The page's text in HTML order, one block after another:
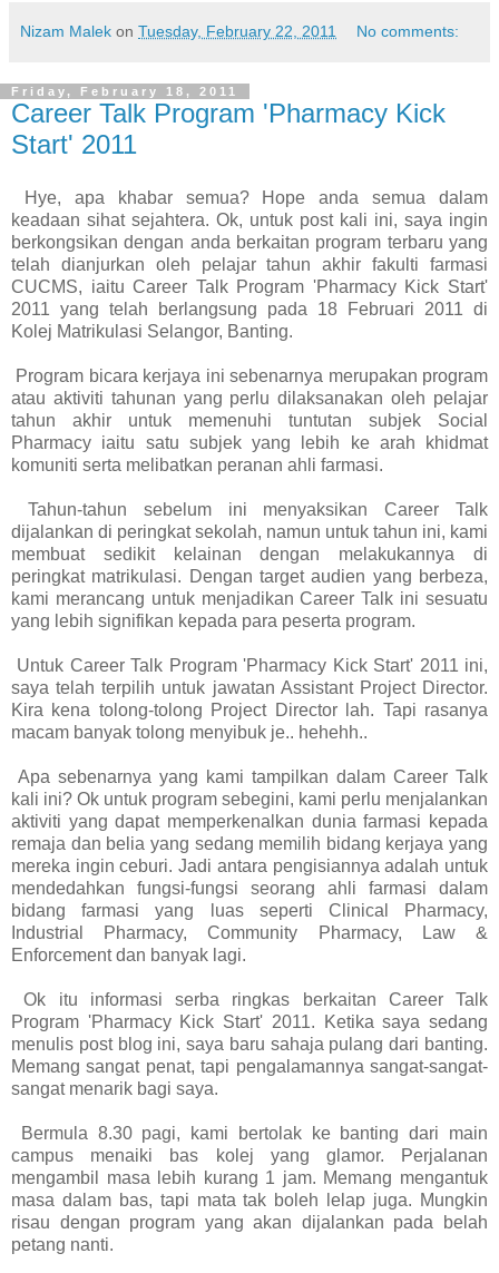
Nizam Malek on Tuesday, February 22, 2011 No comments:
Friday, February 18, 2011
Career Talk Program 'Pharmacy Kick
Start' 2011
Hye, apa khabar semua? Hope anda semua dalam
keadaan sihat sejahtera. Ok, untuk post kali ini, saya ingin
berkongsikan dengan anda berkaitan program terbaru yang
telah dianjurkan oleh pelajar tahun akhir fakulti farmasi
CUCMS, iaitu Career Talk Program 'Pharmacy Kick Start'
2011 yang telah berlangsung pada 18 Februari 2011 di
Kolej Matrikulasi Selangor, Banting.
Program bicara kerjaya ini sebenarnya merupakan program
atau aktiviti tahunan yang perlu dilaksanakan oleh pelajar
tahun akhir untuk memenuhi tuntutan subjek Social
Pharmacy iaitu satu subjek yang lebih ke arah khidmat
komuniti serta melibatkan peranan ahli farmasi.
Tahun-tahun sebelum ini menyaksikan Career Talk
dijalankan di peringkat sekolah, namun untuk tahun ini, kami
membuat sedikit kelainan dengan melakukannya di
peringkat matrikulasi. Dengan target audien yang berbeza,
kami merancang untuk menjadikan Career Talk ini sesuatu
yang lebih signifikan kepada para peserta program.
Untuk Career Talk Program 'Pharmacy Kick Start' 2011 ini,
saya telah terpilih untuk jawatan Assistant Project Director.
Kira kena tolong-tolong Project Director lah. Tapi rasanya
macam banyak tolong menyibuk je.. hehehh..
Apa sebenarnya yang kami tampilkan dalam Career Talk
kali ini? Ok untuk program sebegini, kami perlu menjalankan
aktiviti yang dapat memperkenalkan dunia farmasi kepada
remaja dan belia yang sedang memilih bidang kerjaya yang
mereka ingin ceburi. Jadi antara pengisiannya adalah untuk
mendedahkan fungsi-fungsi seorang ahli farmasi dalam
bidang farmasi yang luas seperti Clinical Pharmacy,
Industrial Pharmacy, Community Pharmacy, Law &
Enforcement dan banyak lagi.
Ok itu informasi serba ringkas berkaitan Career Talk
Program 'Pharmacy Kick Start' 2011. Ketika saya sedang
menulis post blog ini, saya baru sahaja pulang dari banting.
Memang sangat penat, tapi pengalamannya sangat-sangat-
sangat menarik bagi saya.
Bermula 8.30 pagi, kami bertolak ke banting dari main
campus menaiki bas kolej yang glamor. Perjalanan
mengambil masa lebih kurang 1 jam. Memang mengantuk
masa dalam bas, tapi mata tak boleh lelap juga. Mungkin
risau dengan program yang akan dijalankan pada belah
petang nanti.